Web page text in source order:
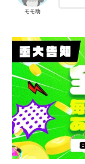
モモ助